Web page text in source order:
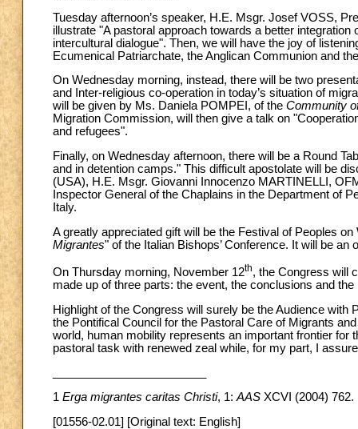
Tuesday afternoon’s speaker, H.E. Msgr. Josef VOSS,
illustrate "A pastoral approach towards a better
intercultural dialogue". Then, we will have the joy of
Ecumenical Patriarchate, the Anglican Communion and
On Wednesday morning, instead, there will be two
and Inter-religious co-operation in today’s situation of
will be given by Ms. Daniela POMPEI, of the Community
Migration Commission, will then give a talk on
and refugees".
Finally, on Wednesday afternoon, there will be a Round
and in detention camps." This difficult apostolate will be
(USA), H.E. Msgr. Giovanni Innocenzo MARTINELLI,
Inspector General of the Chaplains in the Department of
Italy.
A greatly appreciated gift will be the Festival of Peoples
Migrantes" of the Italian Bishops’ Conference. It will be
On Thursday morning, November 12th, the Congress will
made up of three parts: the event, the conclusions and
Highlight of the Congress will surely be the Audience
the Pontifical Council for the Pastoral Care of Migrants
world, human mobility represents an important frontier for
pastoral task with renewed zeal while, for my part, I
1 Erga migrantes caritas Christi, 1: AAS XCVI (2004) 762.
[01556-02.01] [Original text: English]